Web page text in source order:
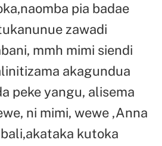
pia badae
zawadi
mmh mimi siendi
akagundua
peke yangu, alisema
ni mimi, wewe ,Anna
kutoka